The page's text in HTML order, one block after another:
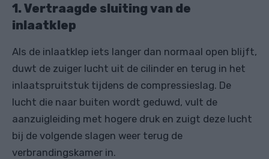
1. Vertraagde sluiting van de
inlaatklep
Als de inlaatklep iets langer dan normaal open blijft,
duwt de zuiger lucht uit de cilinder en terug in het
inlaatspruitstuk tijdens de compressieslag. De
lucht die naar buiten wordt geduwd, vult de
aanzuigleiding met hogere druk en zuigt deze lucht
bij de volgende slagen weer terug de
verbrandingskamer in.